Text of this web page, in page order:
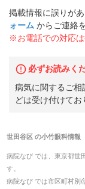
掲載情報に誤りが
ォーム からご連絡
※お電話での対応
必ずお読みく
病気に関するご相
どは受け付けてお
世田谷区の小竹眼科情報
病院なび では、 東京都世
す。
病院なび では市区町村別